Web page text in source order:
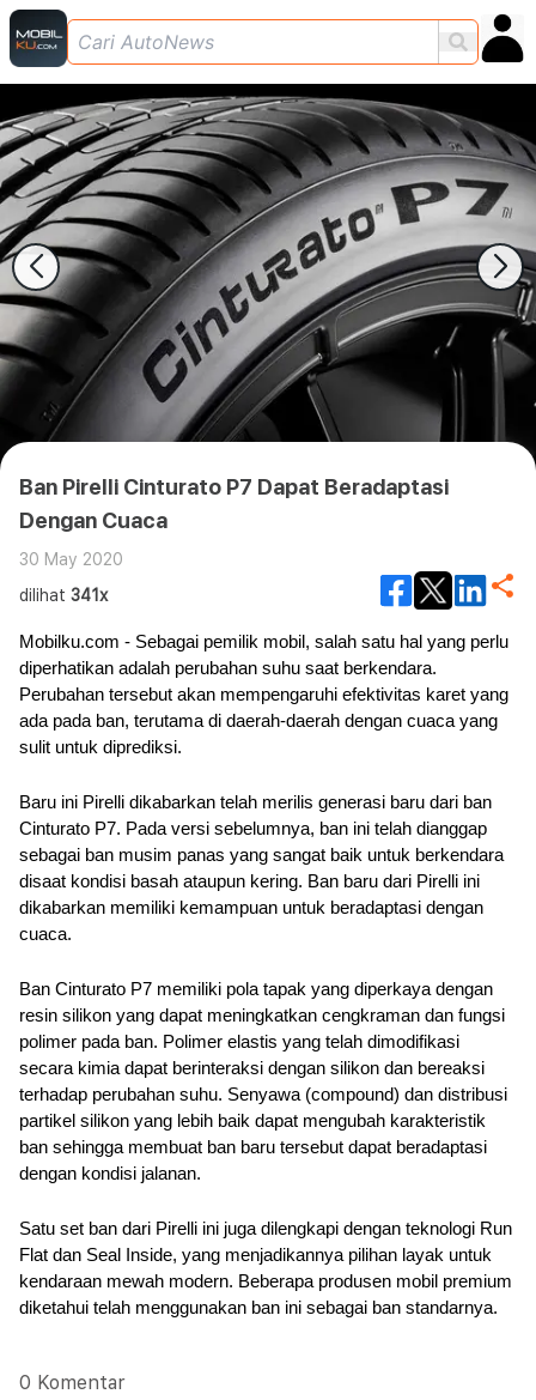
Ban Pirelli Cinturato P7 Dapat Beradaptasi
Dengan Cuaca
30 May 2020
dilihat 341x
Mobilku.com - Sebagai pemilik mobil, salah satu hal yang perlu
diperhatikan adalah perubahan suhu saat berkendara.
Perubahan tersebut akan mempengaruhi efektivitas karet yang
ada pada ban, terutama di daerah-daerah dengan cuaca yang
sulit untuk diprediksi.
Baru ini Pirelli dikabarkan telah merilis generasi baru dari ban
Cinturato P7. Pada versi sebelumnya, ban ini telah dianggap
sebagai ban musim panas yang sangat baik untuk berkendara
disaat kondisi basah ataupun kering. Ban baru dari Pirelli ini
dikabarkan memiliki kemampuan untuk beradaptasi dengan
cuaca.
Ban Cinturato P7 memiliki pola tapak yang diperkaya dengan
resin silikon yang dapat meningkatkan cengkraman dan fungsi
polimer pada ban. Polimer elastis yang telah dimodifikasi
secara kimia dapat berinteraksi dengan silikon dan bereaksi
terhadap perubahan suhu. Senyawa (compound) dan distribusi
partikel silikon yang lebih baik dapat mengubah karakteristik
ban sehingga membuat ban baru tersebut dapat beradaptasi
dengan kondisi jalanan.
Satu set ban dari Pirelli ini juga dilengkapi dengan teknologi Run
Flat dan Seal Inside, yang menjadikannya pilihan layak untuk
kendaraan mewah modern. Beberapa produsen mobil premium
diketahui telah menggunakan ban ini sebagai ban standarnya.
0 Komentar